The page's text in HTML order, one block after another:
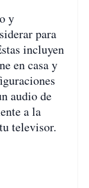
y
para
incluyen
en casa y
audio de
a la
televisor.